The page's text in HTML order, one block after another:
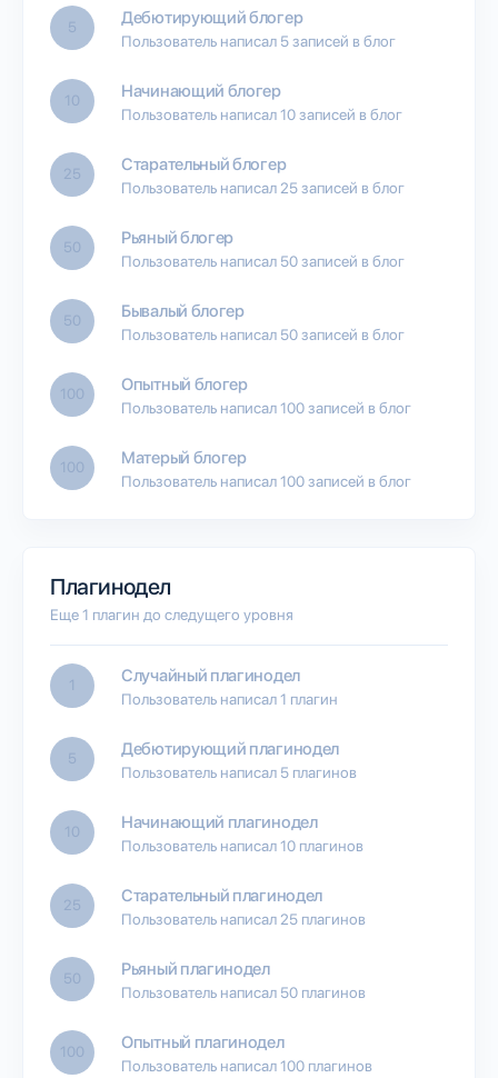
5 Дебютирующий блогер
Пользователь написал 5 записей в блог
10 Начинающий блогер
Пользователь написал 10 записей в блог
25 Старательный блогер
Пользователь написал 25 записей в блог
50 Рьяный блогер
Пользователь написал 50 записей в блог
50 Бывалый блогер
Пользователь написал 50 записей в блог
100 Опытный блогер
Пользователь написал 100 записей в блог
100 Матерый блогер
Пользователь написал 100 записей в блог
Плагинодел
Еще 1 плагин до следущего уровня
1 Случайный плагинодел
Пользователь написал 1 плагин
5 Дебютирующий плагинодел
Пользователь написал 5 плагинов
10 Начинающий плагинодел
Пользователь написал 10 плагинов
25 Старательный плагинодел
Пользователь написал 25 плагинов
50 Рьяный плагинодел
Пользователь написал 50 плагинов
100 Опытный плагинодел
Пользователь написал 100 плагинов